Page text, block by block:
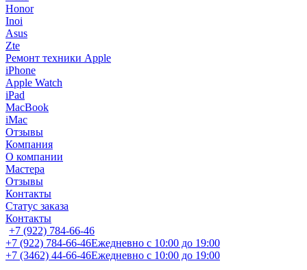
Honor
Inoi
Asus
Zte
Ремонт техники Apple
iPhone
Apple Watch
iPad
MacBook
iMac
Отзывы
Компания
О компании
Мастера
Отзывы
Контакты
Статус заказа
Контакты
+7 (922) 784-66-46
+7 (922) 784-66-46Ежедневно с 10:00 до 19:00
+7 (3462) 44-66-46Ежедневно с 10:00 до 19:00